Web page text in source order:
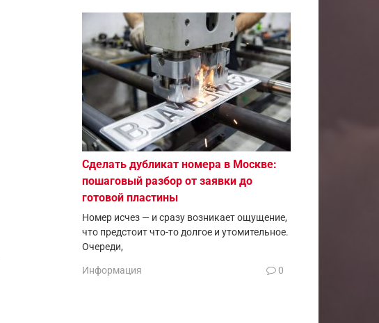
Сделать дубликат номера в Москве:
пошаговый разбор от заявки до
готовой пластины
Номер исчез — и сразу возникает ощущение,
что предстоит что-то долгое и утомительное.
Очереди,
Информация 0